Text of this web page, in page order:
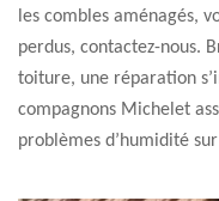
les combles aménagés,
perdus, contactez-nous.
toiture, une réparation
compagnons Michelet
problèmes d’humidité